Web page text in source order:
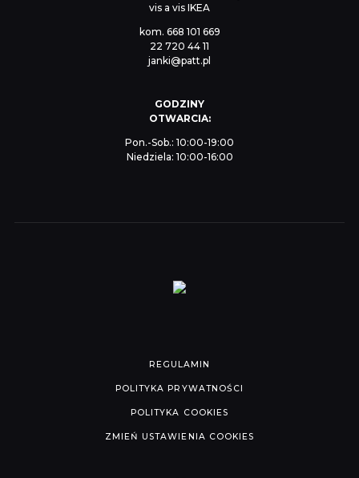
vis a vis IKEA
kom. 668 101 669
22 720 44 11
janki@patt.pl
GODZINY
OTWARCIA:
Pon.-Sob.: 10:00-19:00
Niedziela: 10:00-16:00
REGULAMIN
POLITYKA PRYWATNOŚCI
POLITYKA COOKIES
ZMIEŃ USTAWIENIA COOKIES